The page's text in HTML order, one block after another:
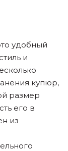
удобный
и
купюр,
размер
его в
из